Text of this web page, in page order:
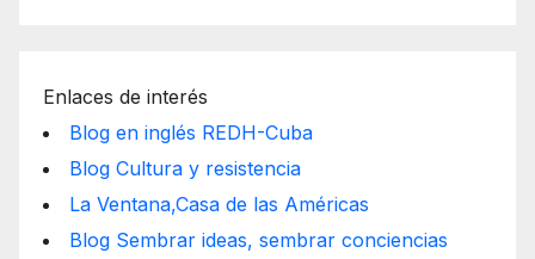
Enlaces de interés
Blog en inglés REDH-Cuba
Blog Cultura y resistencia
La Ventana,Casa de las Américas
Blog Sembrar ideas, sembrar conciencias